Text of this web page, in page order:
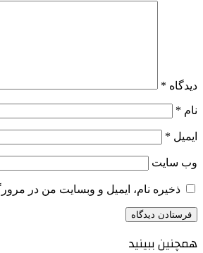
دیدگاه *
نام *
ایمیل *
وب‌ سایت
ذخیره نام، ایمیل و وبسایت من در
همچنین ببینید